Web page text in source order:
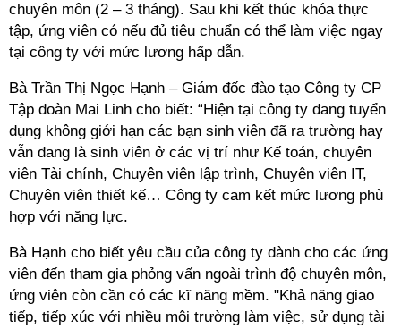
chuyên môn (2 – 3 tháng). Sau khi kết thúc khóa thực
tập, ứng viên có nếu đủ tiêu chuẩn có thể làm việc ngay
tại công ty với mức lương hấp dẫn.
Bà Trần Thị Ngọc Hạnh – Giám đốc đào tạo Công ty CP
Tập đoàn Mai Linh cho biết: “Hiện tại công ty đang tuyển
dụng không giới hạn các bạn sinh viên đã ra trường hay
vẫn đang là sinh viên ở các vị trí như Kế toán, chuyên
viên Tài chính, Chuyên viên lập trình, Chuyên viên IT,
Chuyên viên thiết kế… Công ty cam kết mức lương phù
hợp với năng lực.
Bà Hạnh cho biết yêu cầu của công ty dành cho các ứng
viên đến tham gia phỏng vấn ngoài trình độ chuyên môn,
ứng viên còn cần có các kĩ năng mềm. "Khả năng giao
tiếp, tiếp xúc với nhiều môi trường làm việc, sử dụng tài